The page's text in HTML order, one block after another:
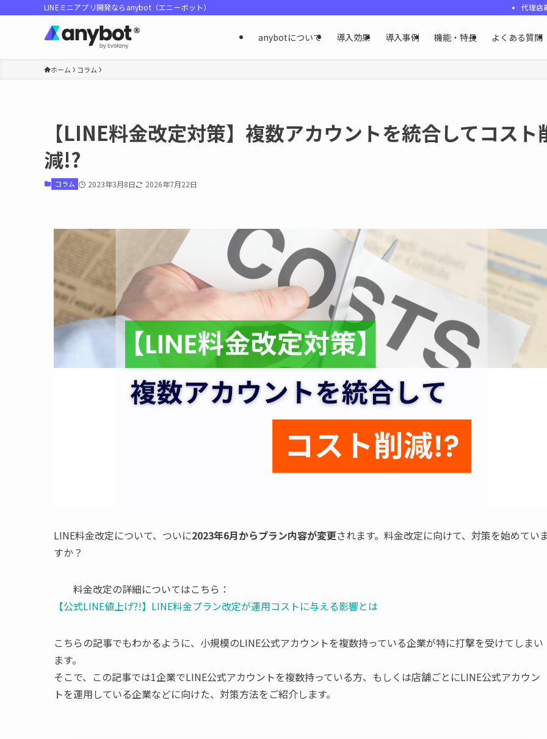
LINEミニアプリ開発ならanybot（エニーボット） 代理店
anybotについて 導入効果 導入事例 機能・特長 よくある質問
ホーム コラム
【LINE料金改定対策】複数アカウントを統合してコスト
減!?
コラム 2023年3月8日 2026年7月22日
LINE料金改定について、ついに2023年6月からプラン内容が変更されます。料金改定に向けて、対策を始めてい
すか？
料金改定の詳細についてはこちら：
【公式LINE値上げ?!】LINE料金プラン改定が運用コストに与える影響とは
こちらの記事でもわかるように、小規模のLINE公式アカウントを複数持っている企業が特に打撃を受けてしまい
ます。
そこで、この記事では1企業でLINE公式アカウントを複数持っている方、もしくは店舗ごとにLINE公式アカウン
トを運用している企業などに向けた、対策方法をご紹介します。